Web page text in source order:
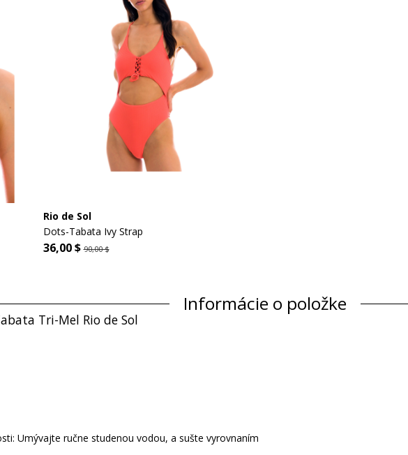
Rio de Sol
Dots-Tabata Ivy Strap
36,00 $90,00 $
Informácie o položke
Tri-Mel Rio de Sol
Umývajte ručne studenou vodou, a sušte vyrovnaním